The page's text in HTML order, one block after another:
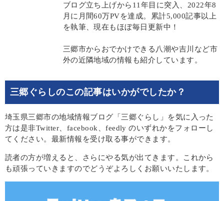
ブログ立ち上げから11年目に突入、2022年8
月に月間60万PVを達成。累計5,000記事以上
を執筆、現在もほぼ毎日更新中！
三郷市からおでかけできる八潮や吉川など市
外の近隣地域の情報も紹介しています。
三郷ぐらしのこの記事はいかがでしたか？
埼玉県三郷市の地域情報ブログ「三郷ぐらし」を気に入った
方は是非Twitter、facebook、feedly のいずれかをフォローし
てください。最新情報を受け取る事ができます。
読者の方が増えると、さらにやる気が出てきます。これから
も頑張っていきますのでどうぞよろしくお願いいたします。